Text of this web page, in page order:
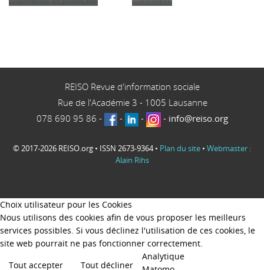
REISO Revue d'information sociale
Rue de l'Académie 3 - 1005 Lausanne
078 690 95 86 - - - - info@reiso.org
© 2017-2026 REISO.org • ISSN 2673-9364 • Plan du site • Webmaster :
Alain Rihs
Choix utilisateur pour les Cookies
Nous utilisons des cookies afin de vous proposer les meilleurs
services possibles. Si vous déclinez l'utilisation de ces cookies, le
site web pourrait ne pas fonctionner correctement.
Tout accepter
Tout décliner
Analytique